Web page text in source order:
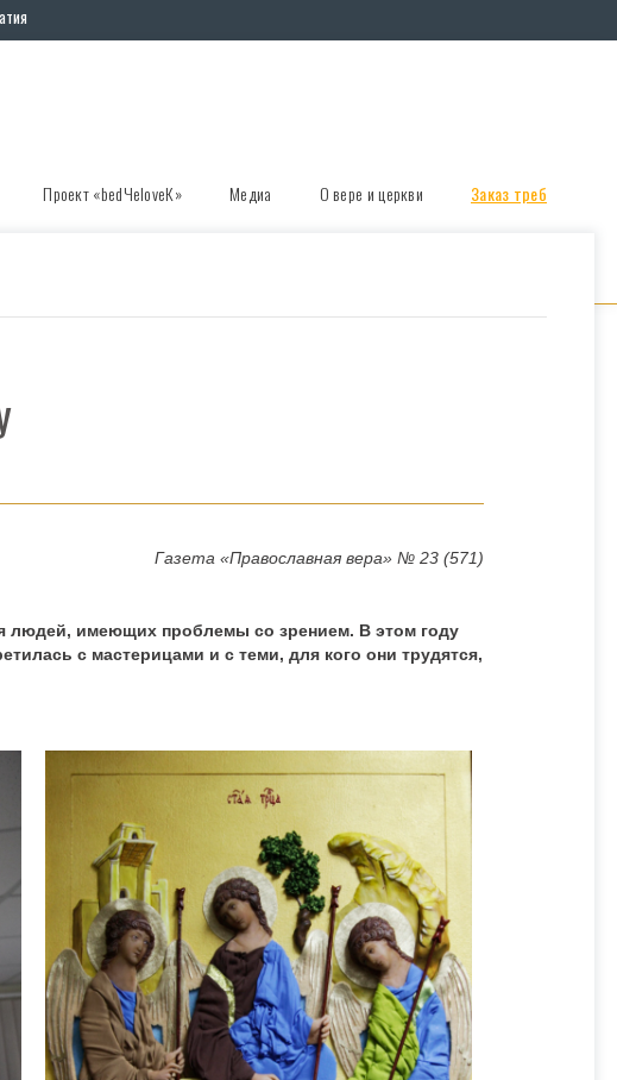
Проект «bedЧеloveК» Медиа О вере и церкви Заказ треб
Газета «Православная вера» № 23 (571)
людей, имеющих проблемы со зрением. В этом году
с мастерицами и с теми, для кого они трудятся,